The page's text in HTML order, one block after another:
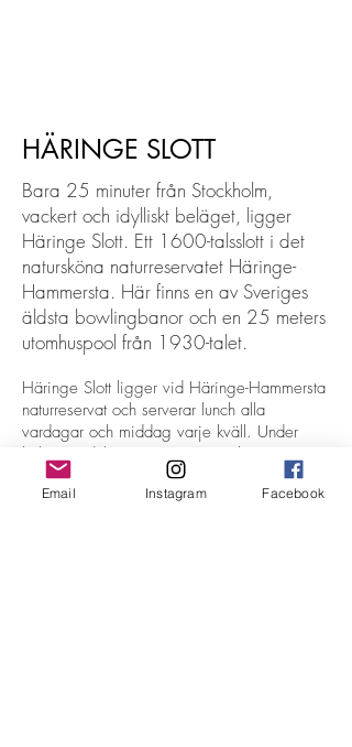
HÄRINGE SLOTT
Bara 25 minuter från Stockholm,
vackert och idylliskt beläget, ligger
Häringe Slott. Ett 1600-talsslott i det
natursköna naturreservatet Häringe-
Hammersta. Här finns en av Sveriges
äldsta bowlingbanor och en 25 meters
utomhuspool från 1930-talet.
Häringe Slott ligger vid Häringe-Hammersta
naturreservat och serverar lunch alla
vardagar och middag varje kväll. Under
helgerna dukar vi upp vår populära
Brunchbuffé med inspiration från det franska
köket.
Email Instagram Facebook